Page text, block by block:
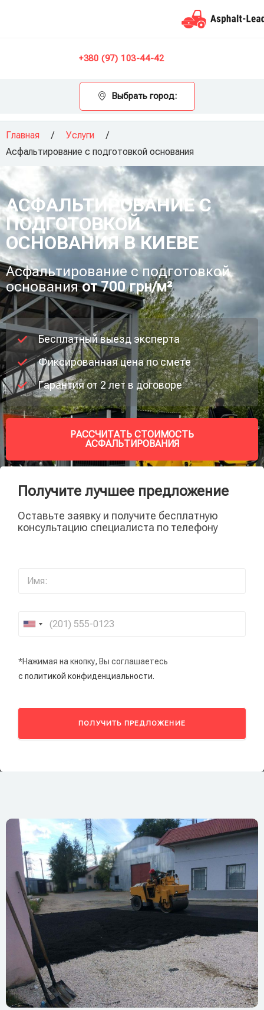
+380 (97) 103-44-42
Выбрать город:
Главная / Услуги
/
Асфальтирование с подготовкой основания
АСФАЛЬТИРОВАНИЕ С
ПОДГОТОВКОЙ
ОСНОВАНИЯ В КИЕВЕ
Асфальтирование с подготовкой
основанияот 700 грн/м²
Бесплатный выезд эксперта
Фиксированная цена по смете
Гарантия от 2 лет в договоре
РАССЧИТАТЬ СТОИМОСТЬ
АСФАЛЬТИРОВАНИЯ
Получите лучшее предложение
Оставьте заявку и получите бесплатную
консультацию специалиста по телефону
*Нажимая на кнопку, Вы соглашаетесь
с политикой конфиденциальности.
ПОЛУЧИТЬ ПРЕДЛОЖЕНИЕ